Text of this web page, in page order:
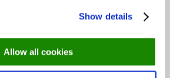
Show details
Allow all cookies
familievennlige restauranter